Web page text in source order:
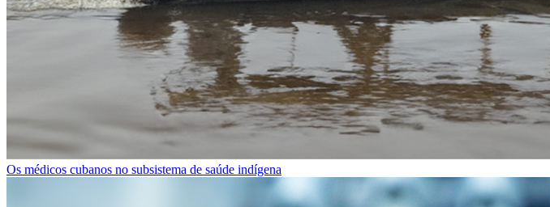
Os médicos cubanos no subsistema de saúde indígena